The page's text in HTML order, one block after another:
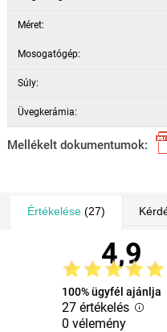
Méret:
Mosogatógép:
Súly:
Üvegkerámia:
Mellékelt dokumentumok:
Értékelése(27)
4,9
100% ügyfél ajánlja
27 értékelés
0 vélemény